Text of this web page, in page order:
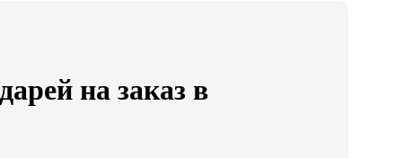
на заказ в